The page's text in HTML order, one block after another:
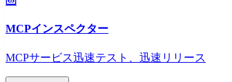
MCPインスペクター
MCPサービス迅速テスト、迅速リリース